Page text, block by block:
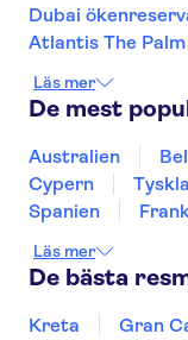
Dubai
Atlantis The Palm
Sheikh Zayed
Dubaiviken
Aquaventure
Museum of the
Ain Dubai
Läs mer
De mest
Australien
Cypern
Spanien
Sverige
Läs mer
De bästa
Kreta Gran